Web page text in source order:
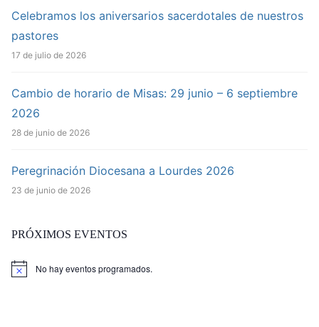
Celebramos los aniversarios sacerdotales de nuestros
pastores
17 de julio de 2026
Cambio de horario de Misas: 29 junio – 6 septiembre
2026
28 de junio de 2026
Peregrinación Diocesana a Lourdes 2026
23 de junio de 2026
PRÓXIMOS EVENTOS
Aviso No hay eventos programados.